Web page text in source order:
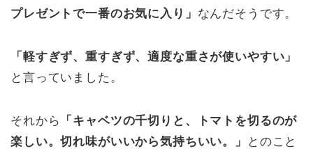
プレゼントで一番のお気に入り」 なんだそうです。
「軽すぎず、重すぎず、適度な重さが使いやすい」
と言っていました。
それから
「キャベツの千切りと、トマトを切るのが
楽しい。切れ味がいいから気持ちいい。」
とのこと